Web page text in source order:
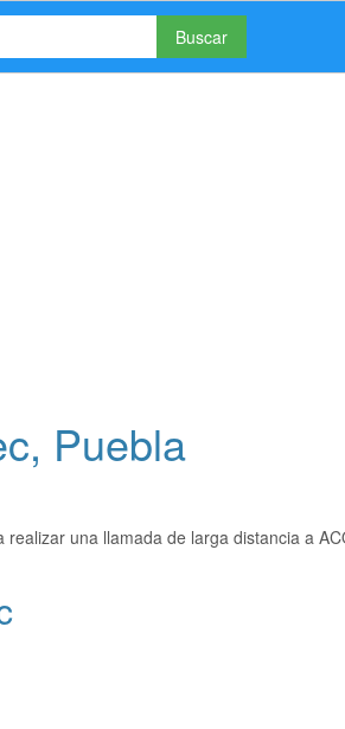
Buscar
Puebla
una llamada de larga distancia a